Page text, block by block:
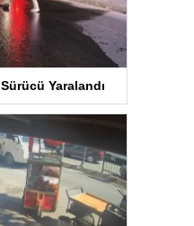
Yaralandı